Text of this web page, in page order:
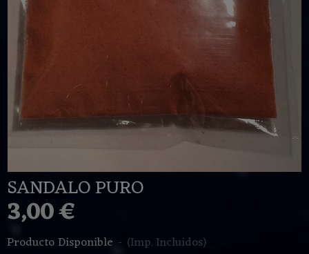
SANDALO PURO
3,00 €
Producto Disponible - (Imp. Incluidos)